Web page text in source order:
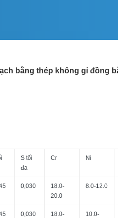
bằng thép không gỉ
S tối
đa
Cr Ni
0,030
18.0-
20.0
8.0-12.0
0,030
18.0-
10.0-